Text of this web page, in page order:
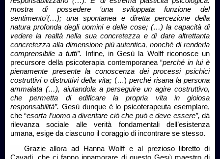
mostra di possedere ‘una sviluppata funzione del
sentimento’(…); una spontanea e diretta percezione della
natura profonda degli uomini e delle cose; (…) la capacità di
vedere la realtà nella sua concretezza e di dare altrettanta
concretezza alla dimensione più autentica, nonché di renderla
comprensibile a tutti”. Infine, in Gesù la Wolff riconosce un
precursore della psicoterapia contemporanea “perché in lui è
pienamente presente la conoscenza dei processi psichici
costruttivi o distruttivi della vita; (…) perché risana la persona
ammalata (…), aiutandola a perseguire un agire costruttivo,
che permetta di edificare la propria vita in gioiosa
responsabilità”. Gesù dunque è lo psicoterapeuta esemplare,
che “esorta l’uomo a diventare ciò che può e deve essere”, dà
rilevanza sociale alle verità fondamentali dell’esistenza
umana, esige da ciascuno il coraggio di incontrare se stesso.
Grazie allora ad Hanna Wolff e al prezioso libretto di